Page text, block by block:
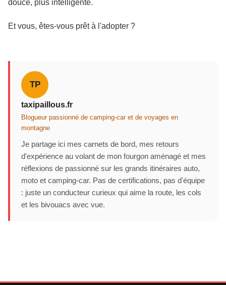
douce, plus intelligente.
Et vous, êtes-vous prêt à l'adopter ?
TP
taxipaillous.fr
Blogueur passionné de camping-car et de voyages en
montagne
Je partage ici mes carnets de bord, mes retours
d'expérience au volant de mon fourgon aménagé et mes
réflexions de passionné sur les grands itinéraires auto,
moto et camping-car. Pas de certifications, pas d'équipe
: juste un conducteur curieux qui aime la route, les cols
et les bivouacs avec vue.